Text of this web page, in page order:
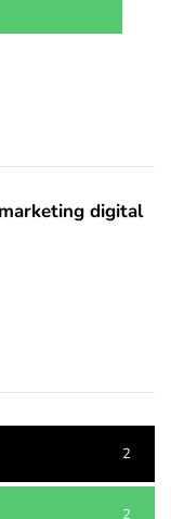
digital
2
2